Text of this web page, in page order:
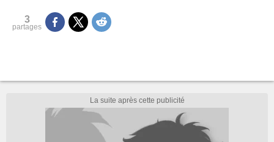
3
partages